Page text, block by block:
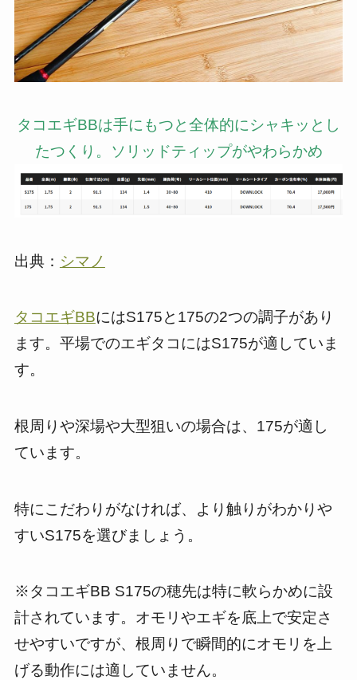
タコエギBBは手にもつと全体的にシャキッとし
たつくり。ソリッドティップがやわらかめ
出典： シマノ
タコエギBBにはS175と175の2つの調子があり
ます。平場でのエギタコにはS175が適していま
す。
根周りや深場や大型狙いの場合は、175が適し
ています。
特にこだわりがなければ、より触りがわかりや
すいS175を選びましょう。
※タコエギBB S175の穂先は特に軟らかめに設
計されています。オモリやエギを底上で安定さ
せやすいですが、根周りで瞬間的にオモリを上
げる動作には適していません。